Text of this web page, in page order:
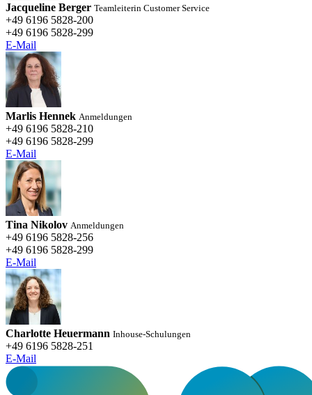
Jacqueline Berger Teamleiterin Customer Service
+49 6196 5828-200
+49 6196 5828-299
E-Mail
Marlis Hennek Anmeldungen
+49 6196 5828-210
+49 6196 5828-299
E-Mail
Tina Nikolov Anmeldungen
+49 6196 5828-256
+49 6196 5828-299
E-Mail
Charlotte Heuermann Inhouse-Schulungen
+49 6196 5828-251
E-Mail